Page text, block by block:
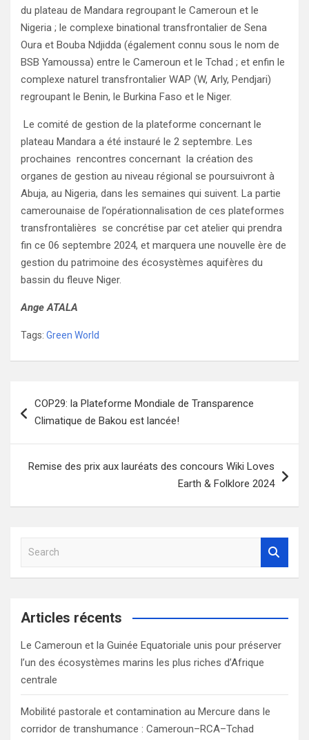
du plateau de Mandara regroupant le Cameroun et le
Nigeria ; le complexe binational transfrontalier de Sena
Oura et Bouba Ndjidda (également connu sous le nom de
BSB Yamoussa) entre le Cameroun et le Tchad ; et enfin le
complexe naturel transfrontalier WAP (W, Arly, Pendjari)
regroupant le Benin, le Burkina Faso et le Niger.
Le comité de gestion de la plateforme concernant le
plateau Mandara a été instauré le 2 septembre. Les
prochaines rencontres concernant la création des
organes de gestion au niveau régional se poursuivront à
Abuja, au Nigeria, dans les semaines qui suivent. La partie
camerounaise de l’opérationnalisation de ces plateformes
transfrontalières se concrétise par cet atelier qui prendra
fin ce 06 septembre 2024, et marquera une nouvelle ère de
gestion du patrimoine des écosystèmes aquifères du
bassin du fleuve Niger.
Ange ATALA
Tags: Green World
de
COP29: la Plateforme Mondiale de Transparence
Climatique de Bakou est lancée!
Remise des prix aux lauréats des concours Wiki Loves
Earth & Folklore 2024
a
c
Articles récents
Le Cameroun et la Guinée Equatoriale unis pour préserver
l’un des écosystèmes marins les plus riches d’Afrique
centrale
Mobilité pastorale et contamination au Mercure dans le
corridor de transhumance : Cameroun–RCA–Tchad